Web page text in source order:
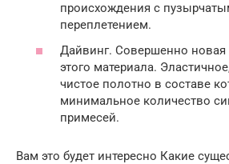
происхождения с
переплетением.
Дайвинг. Совершенно новая
этого материала.
чистое полотно в составе
минимальное количество
примесей.
Вам это будет интересно Какие